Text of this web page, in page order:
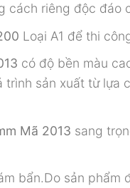
cách riêng độc đáo
Loại A1 để thi
có độ bền màu
sản xuất từ lựa
Mã 2013 sang
bẩn.Do sản phẩm